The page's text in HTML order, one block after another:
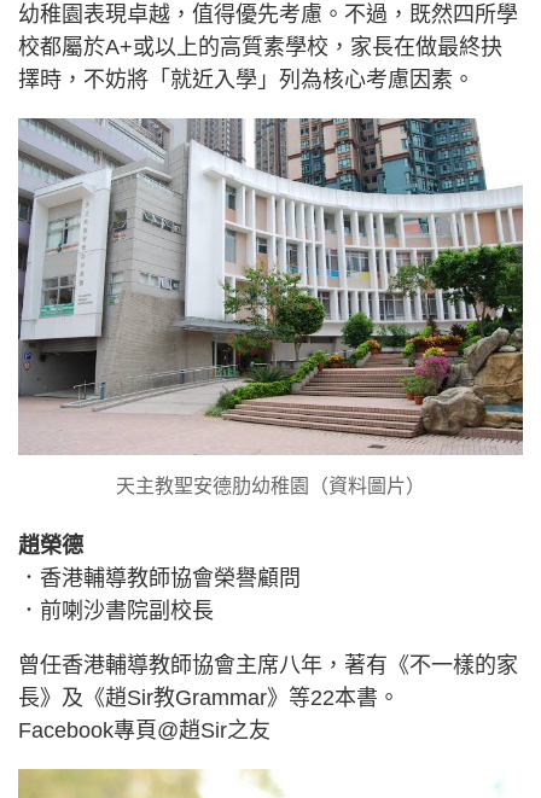
幼稚園表現卓越，值得優先考慮。不過，既然四所學
校都屬於A+或以上的高質素學校，家長在做最終抉
擇時，不妨將「就近入學」列為核心考慮因素。
天主教聖安德肋幼稚園（資料圖片）
趙榮德
．香港輔導教師協會榮譽顧問
．前喇沙書院副校長
曾任香港輔導教師協會主席八年，著有《不一樣的家
長》及《趙Sir教Grammar》等22本書。
Facebook專頁@趙Sir之友